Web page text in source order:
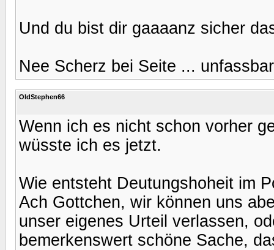
Und du bist dir gaaaanz sicher
Nee Scherz bei Seite ...
OldStephen66
Wenn ich es nicht schon vorher
wüsste ich es jetzt.
Wie entsteht Deutungshoheit im
Ach Gottchen, wir können uns
unser eigenes Urteil verlassen,
bemerkenswert schöne Sache,